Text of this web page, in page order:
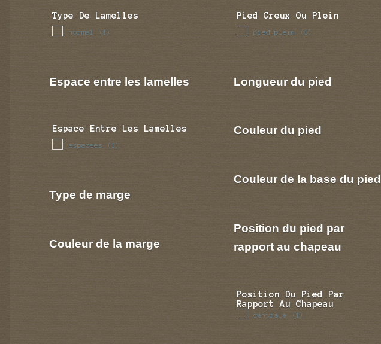
Type De Lamelles
normal (1)
Espace entre les lamelles
Espace Entre Les Lamelles
espacees (1)
Type de marge
Couleur de la marge
Pied Creux Ou Plein
pied plein (1)
Longueur du pied
Couleur du pied
Couleur de la base du pied
Position du pied par
rapport au chapeau
Position Du Pied Par
Rapport Au Chapeau
centrale (1)